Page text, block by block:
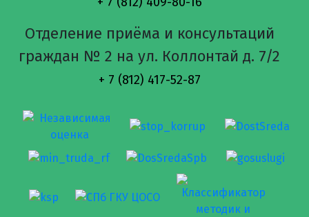
Отделение приёма и консультаций
граждан № 2 на ул. Коллонтай д. 7/2
+ 7 (812) 417-52-87